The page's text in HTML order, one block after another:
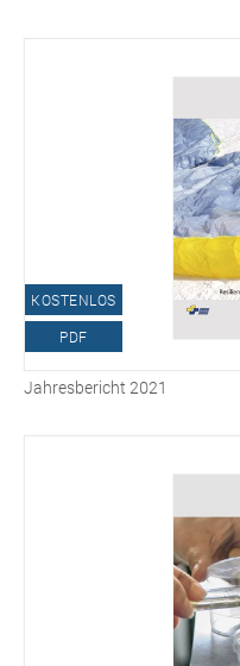
KOSTENLOS
PDF
Jahresbericht 2021